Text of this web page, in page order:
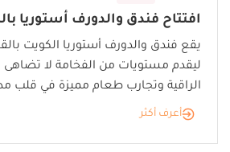
افتتاح فندق والدورف أستوريا
يقع فندق والدورف أستوريا الكويت
ليقدم مستويات من الفخامة لا تضاهى
الراقية وتجارب طعام مميزة في قلب
أعرف أكثر